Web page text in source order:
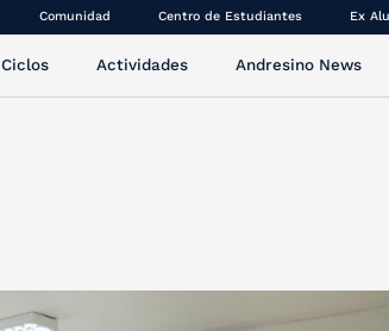
Comunidad Centro de Estudiantes Ex
Ciclos Actividades Andresino News